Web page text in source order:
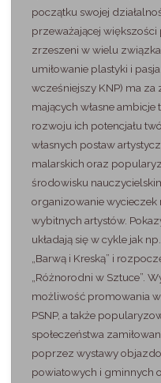
początku swojej
przeważającej
zrzeszeni w wielu
umiłowanie plastyki i
wcześniejszy KNP) ma
mających własne
rozwoju ich potencjału
własnych postaw
malarskich oraz
środowisku
organizowanie wycieczek
wybitnych artystów.
układają się w cykle jak
„Barwą i Kreską” i
„Różnorodni w Sztuce”.
możliwość promowania
PSNP, a także
społeczeństwa
poprzez wystawy
powiatowych i gminnych